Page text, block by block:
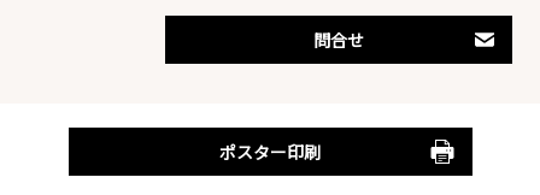
問合せ
ポスター印刷